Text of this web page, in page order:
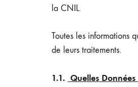
la CNIL.
Toutes les informations
de leurs traitements.
1.1. Quelles